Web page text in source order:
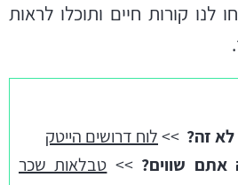
לנו קורות חיים ותוכלו לראות
זה? >>לוח דרושים הייטק
שווים? >> טבלאות שכר